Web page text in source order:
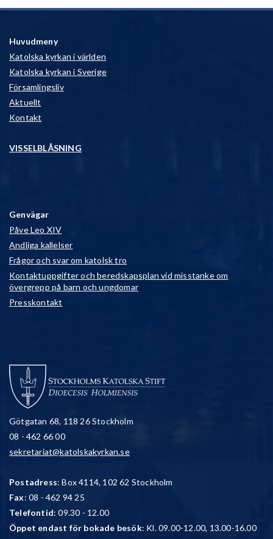
Huvudmeny
Katolska kyrkan i världen
Katolska kyrkan i Sverige
Församlingsliv
Aktuellt
Kontakt
VISSELBLÅSNING
Genvägar
Påve Leo XIV
Andliga kallelser
Frågor och svar om katolsk tro
Kontaktuppgifter och beredskapsplan vid misstanke om
övergrepp på barn och ungdomar
Presskontakt
Götgatan 68, 118 26 Stockholm
08 - 462 66 00
sekretariat@katolskakyrkan.se
Postadress: Box 4114, 102 62 Stockholm
Fax: 08 - 462 94 25
Telefontid: 09.30 - 12.00
Öppet endast för bokade besök: Kl. 09.00-12.00, 13.00-16.00